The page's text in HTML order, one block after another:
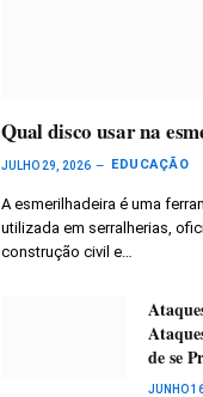
Qual disco usar na
JULHO 29, 2026 EDUCAÇÃO
A esmerilhadeira é uma
utilizada em serralherias,
construção civil e…
de se
JUNHO